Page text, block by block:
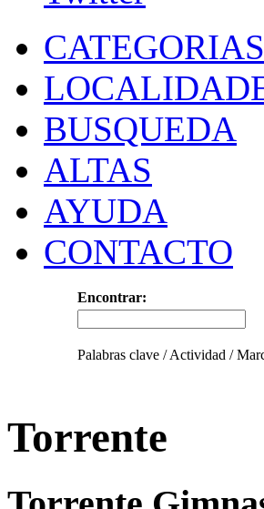
CATEGORIAS
BUSQUEDA
ALTAS
AYUDA
CONTACTO
Encontrar:
Palabras clave / Actividad /
Torrente